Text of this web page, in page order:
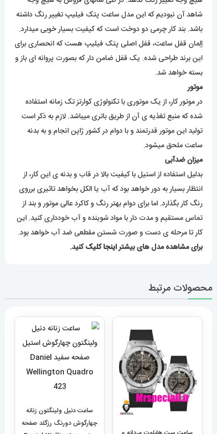
شاهد آن نبودیم که این مدل ساعت پتک فیلیپ تغییر رنگ داشته
باشد. بند کار چرمی دو دوخت است که کیفیت بسیار خوبی میدارد.
اِلِمان قفل ساعت، قفل اصلی پتک فیلیپ هست که انحصاری برای
این برند طراحی شده. یک قفل ضامن دار که بصورت پروانه ای باز و
بسته خواهد شد.
موتور
در موتور کار، از یک موتوری با تکنولوژی کوارتز تک زمانه استفاده
شده که منبع تغذیه ی آن از طریق باتری میباشد. لازم به ذکر است
تولید این موتور قدرتمند و با دوام در کشور ژاپن انجام و به بدنه
ساعت ملحق میشود.
میزان ضدآبی
بدلیل استفاده از استیل با کیفیت بالا در قاب و بدنه ی این کار، از
انتظار بسیار به دور خواهد بود که آب یا الکل بخواهد تاثیری برروی
رنگ کار بگذارد. اما برای دوام بهتر رنگ و کاکرد عالی موتور و بند از
تماس مستقیم و مدت دار با مواد شوینده و آب خودداری کنید. این
کار تا مرحله ی دست و صورت شستن مقطعی ضد آب خواهد بود.
برای مشاهده مدل های بیشتراینجا کلیککنید.
محصولات مرتبط
ساعت دنیل ولینگتون زنانه
چهارگوش دورنگ رزگلد صفحه